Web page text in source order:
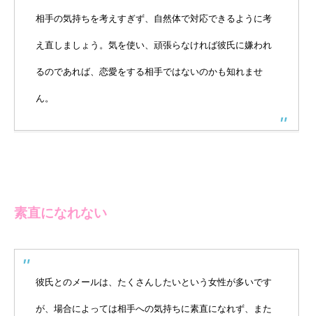
相手の気持ちを考えすぎず、自然体で対応できるように考
え直しましょう。気を使い、頑張らなければ彼氏に嫌われ
るのであれば、恋愛をする相手ではないのかも知れませ
ん。
素直になれない
彼氏とのメールは、たくさんしたいという女性が多いです
が、場合によっては相手への気持ちに素直になれず、また